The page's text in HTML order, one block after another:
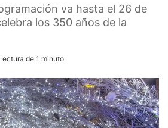
va hasta el 26 de
los 350 años de la
de 1 minuto